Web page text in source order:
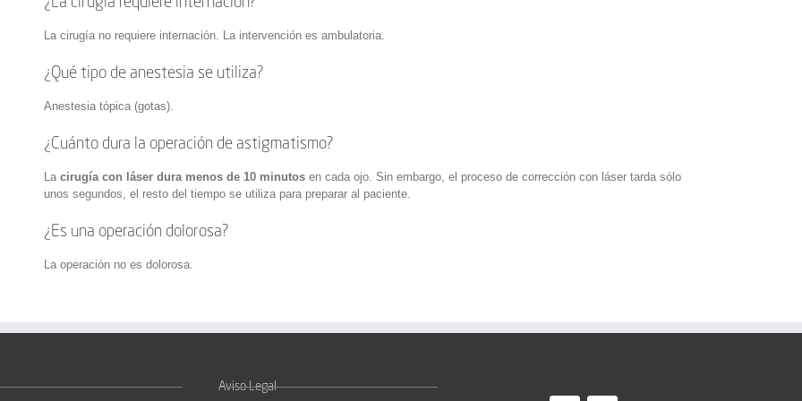
La cirugía no requiere internación. La intervención es ambulatoria.
¿Qué tipo de anestesia se utiliza?
Anestesia tópica (gotas).
¿Cuánto dura la operación de astigmatismo?
Lacirugía con láser dura menos de 10 minutos en cada ojo. Sin embargo, el proceso de corrección con láser tarda sólo
unos segundos, el resto del tiempo se utiliza para preparar al paciente.
¿Es una operación dolorosa?
La operación no es dolorosa.
Aviso Legal